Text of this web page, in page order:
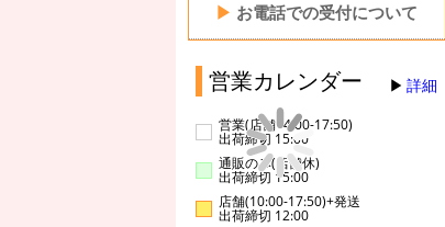
▶ お電話での受付について
営業カレンダー 詳細
営業(店舗14:00-17:50)
出荷締切 15:00
通販のみ(店舗休)
出荷締切 15:00
店舗(10:00-17:50)+発送
出荷締切 12:00